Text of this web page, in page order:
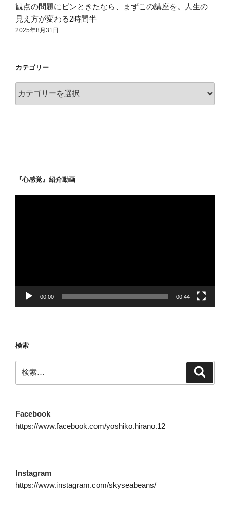
観点の問題にピンときたなら、まずこの講座を。人生の
見え方が変わる2時間半
2025年8月31日
カテゴリー
テ
『心感覚』紹介動画
00:00 00:44
検索
索:
Facebook
https://www.facebook.com/yoshiko.hirano.12
Instagram
https://www.instagram.com/skyseabeans/